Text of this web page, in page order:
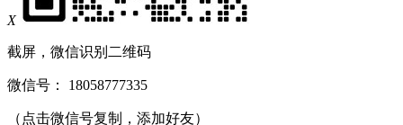
X
截屏，微信识别二维码
微信号： 18058777335
（点击微信号复制，添加好友）